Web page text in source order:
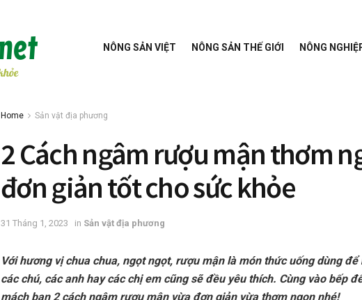
NÔNG SẢN VIỆT NÔNG SẢN THẾ GIỚI NÔNG
Home Sản vật địa phương
2 Cách ngâm rượu mận thơm
đơn giản tốt cho sức khỏe
31 Tháng 1, 2023 in Sản vật địa phương
Với hương vị chua chua, ngọt ngọt, rượu mận là món thức uống dùng để
các chú, các anh hay các chị em cũng sẽ đều yêu thích. Cùng vào bếp
mách bạn 2 cách ngâm rượu mận vừa đơn giản vừa thơm ngon nhé!